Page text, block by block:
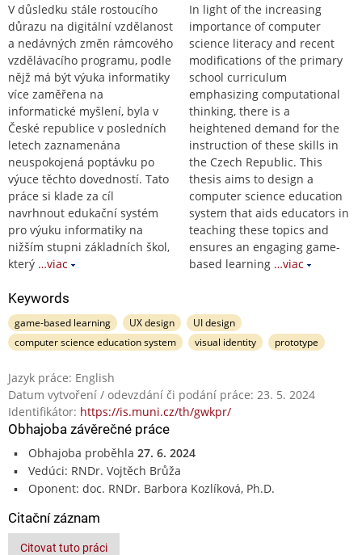
V důsledku stále rostoucího
důrazu na digitální vzdělanost
a nedávných změn rámcového
vzdělávacího programu, podle
nějž má být výuka informatiky
více zaměřena na
informatické myšlení, byla v
České republice v posledních
letech zaznamenána
neuspokojená poptávku po
výuce těchto dovedností. Tato
práce si klade za cíl
navrhnout edukační systém
pro výuku informatiky na
nižším stupni základních škol,
který …viac
In light of the increasing
importance of computer
science literacy and recent
modifications of the primary
school curriculum
emphasizing computational
thinking, there is a
heightened demand for the
instruction of these skills in
the Czech Republic. This
thesis aims to design a
computer science education
system that aids educators in
teaching these topics and
ensures an engaging game-
based learning …viac
Keywords
game-based learning UX design
UI design
computer science education system
visual identity prototype
Jazyk práce: English
Datum vytvoření / odevzdání či podání práce: 23. 5. 2024
Identifikátor: https://is.muni.cz/th/gwkpr/
Obhajoba závěrečné práce
Obhajoba proběhla 27. 6. 2024
Vedúci: RNDr. Vojtěch Brůža
Oponent: doc. RNDr. Barbora Kozlíková, Ph.D.
Citační záznam
Citovat tuto práci